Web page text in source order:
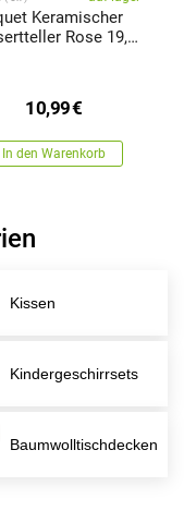
Keramischer
Rose 19,3
10,99€
In den Warenkorb
Kissen
Kindergeschirrsets
Baumwolltischdecken